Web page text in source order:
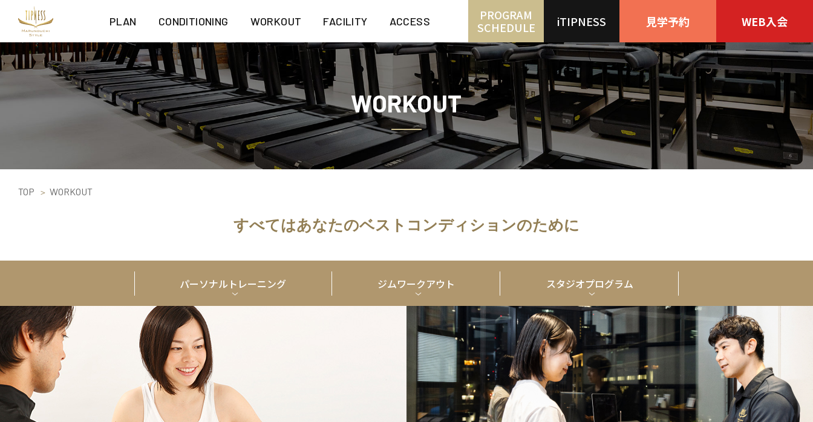
PLAN CONDITIONING WORKOUT FACILITY ACCESS
PROGRAM
SCHEDULE
iTIPNESS 見学予約 WEB入会
WORKOUT
TOP WORKOUT
すべてはあなたのベスト コンディションのために
パーソナル トレーニング ジムワークアウト スタジオプログラム